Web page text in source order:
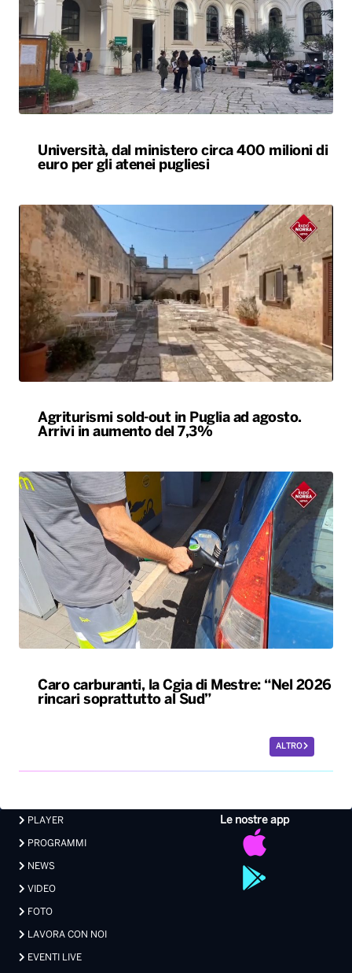
Università, dal ministero circa 400 milioni di
euro per gli atenei pugliesi
Agriturismi sold-out in Puglia ad agosto.
Arrivi in aumento del 7,3%
Caro carburanti, la Cgia di Mestre: “Nel 2026
rincari soprattutto al Sud”
ALTRO
Le nostre app
PLAYER
PROGRAMMI
NEWS
VIDEO
FOTO
LAVORA CON NOI
EVENTI LIVE